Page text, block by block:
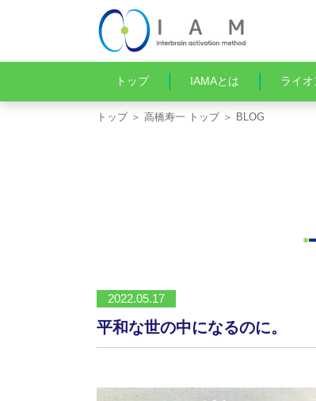
トップ IAMAとは ライ
トップ＞ 高橋寿一 トップ＞ BLOG
2022.05.17
平和な世の中になるのに。